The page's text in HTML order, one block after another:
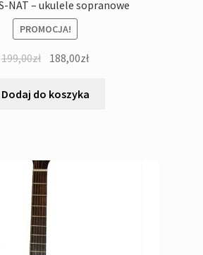
NAT – ukulele sopranowe
PROMOCJA!
199,00zł Pierwotna
wynosiła:
188,00złAktualna
wynosi:
Dodaj do koszyka